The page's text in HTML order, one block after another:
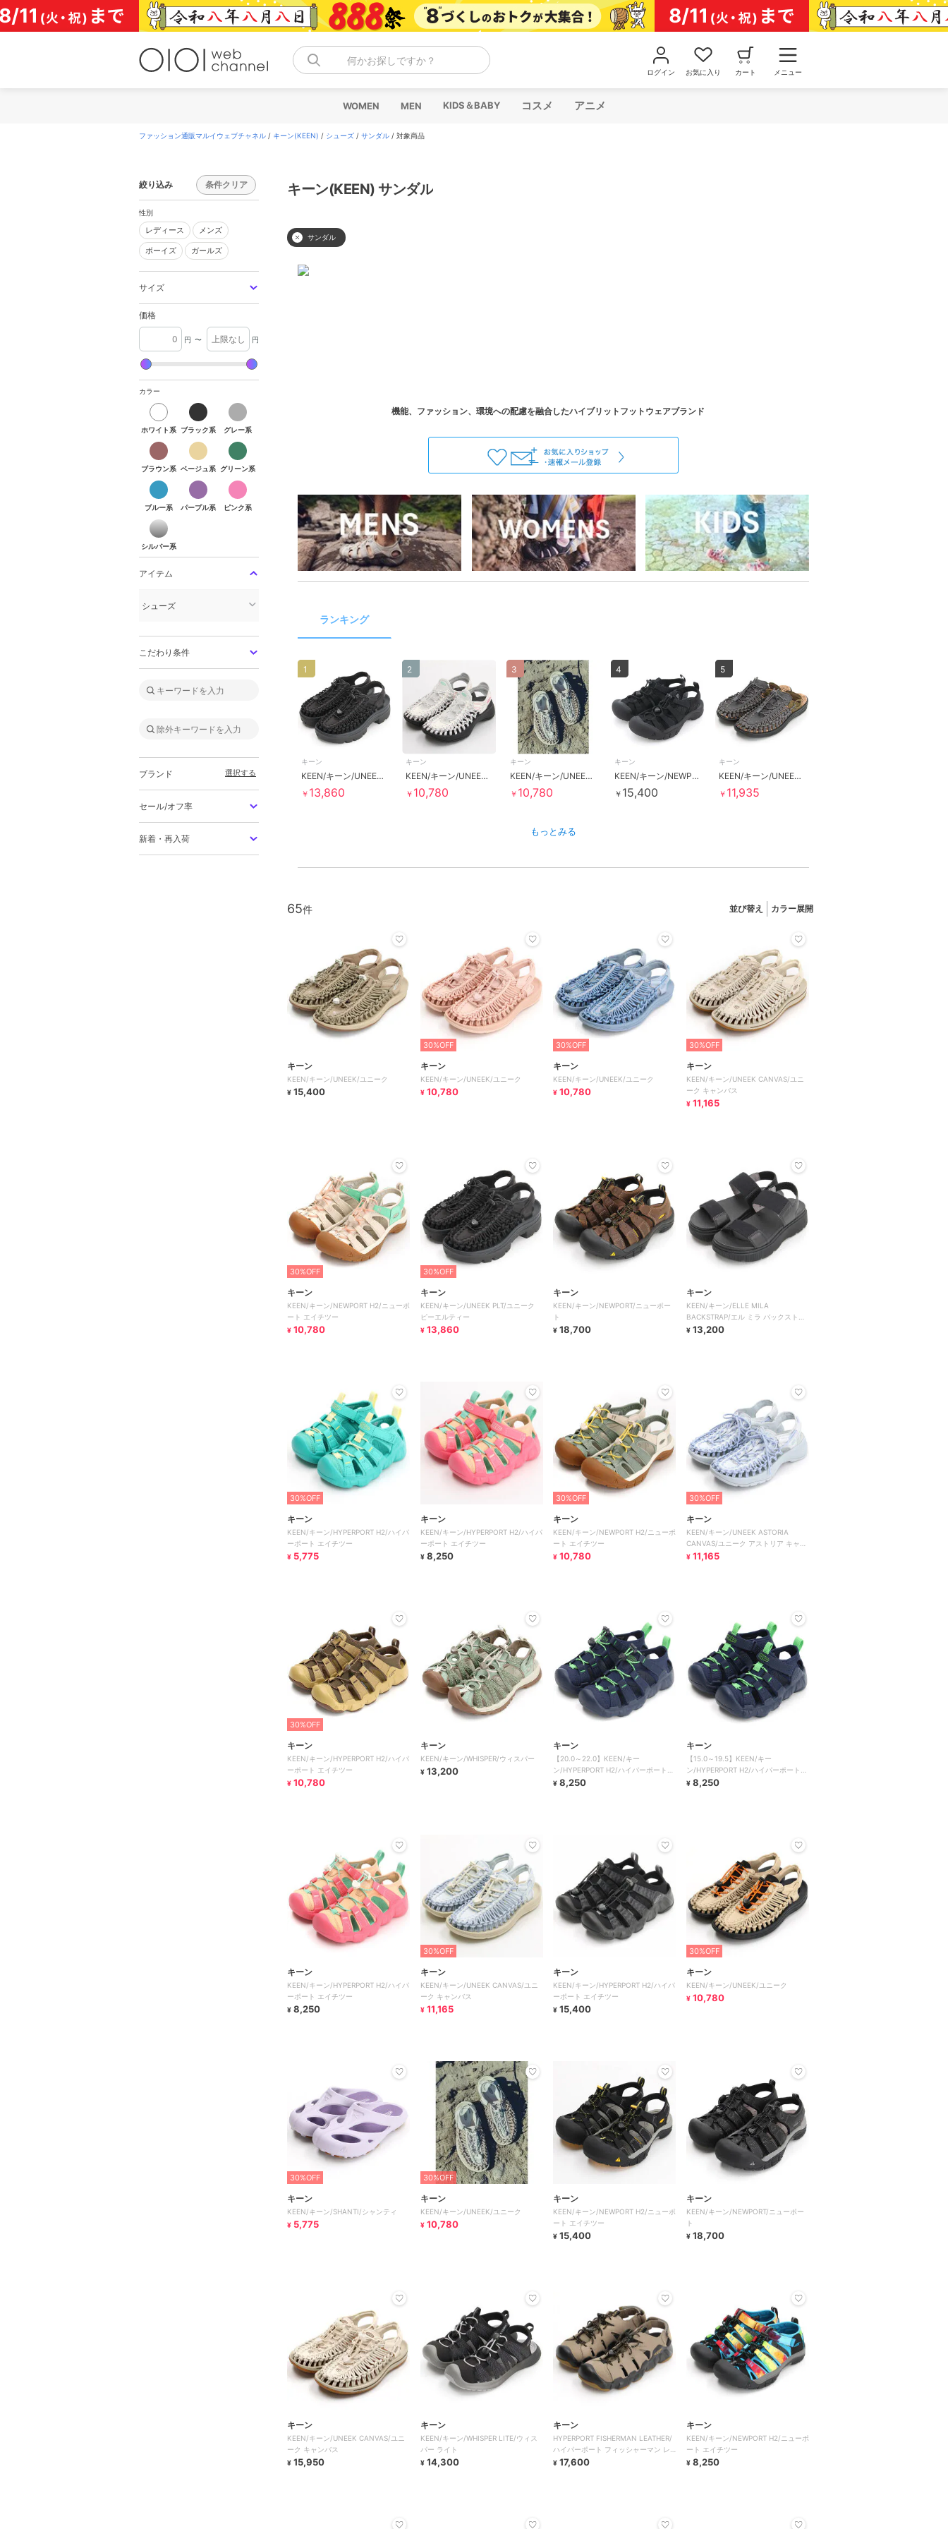
コ
ン
テ
何かお探しですか？
ログイン お気に入り カート メニュー
WOMEN MEN KIDS＆BABY コスメ アニメ
ファッション通販マルイウェブチャネル / キーン(KEEN) / シューズ / サンダル / 対象商品
絞り込み 条件クリア
性別
レディース
レディース メンズ
メンズ
ボーイズ
ボーイズ ガールズ
ガールズ
サイズ
価格
円 〜 円
カラー
ホワイト系
ホワイト系
ブラック系
ブラック系
グレー系
グレー系
ブラウン系
ブラウン系
ベージュ系
ベージュ系
グリーン系
グリーン系
ブルー系
ブルー系
パープル系
パープル系
ピンク系
ピンク系
シルバー系
シルバー系
アイテム
シューズ
こだわり条件
ブランド 選択する
セール/オフ率
新着・再入荷
キーン(KEEN) サンダル
サンダル
ランキング
キーン
KEEN/キーン/UNEEK PLT/ユニーク ピーエルティー
￥ 13,860
1
キーン
KEEN/キーン/UNEEK ASTORIA/ユニーク アストリア
￥ 10,780
2
キーン
KEEN/キーン/UNEEK/ユニーク
￥ 10,780
3
キーン
KEEN/キーン/NEWPORT H2/ニューポート エイチツー
￥ 15,400
4
キーン
KEEN/キーン/UNEEK II CONVERTIBLE/ユニーク ツー コンバーチブル
￥ 11,935
5
もっとみる
65 並び替え カラー展開
キーン
KEEN/キーン/UNEEK/ユニーク
¥ 15,400
30%OFF
キーン
KEEN/キーン/UNEEK/ユニーク
¥ 10,780
30%OFF
キーン
KEEN/キーン/UNEEK/ユニーク
¥ 10,780
30%OFF
キーン
KEEN/キーン/UNEEK CANVAS/ユニ
ーク キャンバス
¥ 11,165
30%OFF
キーン
KEEN/キーン/NEWPORT H2/ニューポ
ート エイチツー
¥ 10,780
30%OFF
キーン
KEEN/キーン/UNEEK PLT/ユニーク
ピーエルティー
¥ 13,860
キーン
KEEN/キーン/NEWPORT/ニューポー
ト
¥ 18,700
キーン
KEEN/キーン/ELLE MILA
BACKSTRAP/エル ミラ バックストラ
ップ
¥ 13,200
30%OFF
キーン
KEEN/キーン/HYPERPORT H2/ハイパ
ーポート エイチツー
¥ 5,775
キーン
KEEN/キーン/HYPERPORT H2/ハイパ
ーポート エイチツー
¥ 8,250
30%OFF
キーン
KEEN/キーン/NEWPORT H2/ニューポ
ート エイチツー
¥ 10,780
30%OFF
キーン
KEEN/キーン/UNEEK ASTORIA
CANVAS/ユニーク アストリア キャン
バス
¥ 11,165
30%OFF
キーン
KEEN/キーン/HYPERPORT H2/ハイパ
ーポート エイチツー
¥ 10,780
キーン
KEEN/キーン/WHISPER/ウィスパー
¥ 13,200
キーン
【20.0～22.0】KEEN/キー
ン/HYPERPORT H2/ハイパーポート
エイチツー
¥ 8,250
キーン
【15.0～19.5】KEEN/キー
ン/HYPERPORT H2/ハイパーポート
エイチツー
¥ 8,250
キーン
KEEN/キーン/HYPERPORT H2/ハイパ
ーポート エイチツー
¥ 8,250
30%OFF
キーン
KEEN/キーン/UNEEK CANVAS/ユニ
ーク キャンバス
¥ 11,165
キーン
KEEN/キーン/HYPERPORT H2/ハイパ
ーポート エイチツー
¥ 15,400
30%OFF
キーン
KEEN/キーン/UNEEK/ユニーク
¥ 10,780
30%OFF
キーン
KEEN/キーン/SHANTI/シャンティ
¥ 5,775
30%OFF
キーン
KEEN/キーン/UNEEK/ユニーク
¥ 10,780
キーン
KEEN/キーン/NEWPORT H2/ニューポ
ート エイチツー
¥ 15,400
キーン
KEEN/キーン/NEWPORT/ニューポー
ト
¥ 18,700
キーン
KEEN/キーン/UNEEK CANVAS/ユニ
ーク キャンバス
¥ 15,950
キーン
KEEN/キーン/WHISPER LITE/ウィス
パー ライト
¥ 14,300
キーン
HYPERPORT FISHERMAN LEATHER/
ハイパーポート フィッシャーマン レ
ザー
¥ 17,600
キーン
KEEN/キーン/NEWPORT H2/ニューポ
ート エイチツー
¥ 8,250